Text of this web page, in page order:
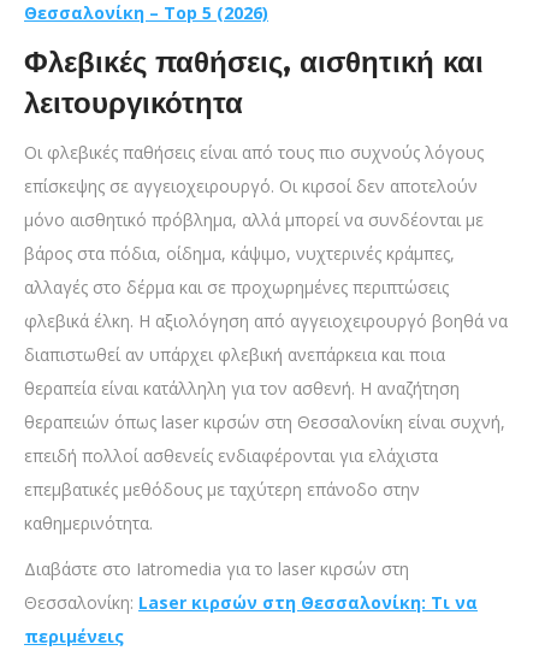
Θεσσαλονίκη – Top 5 (2026)
Φλεβικές παθήσεις, αισθητική και
λειτουργικότητα
Οι φλεβικές παθήσεις είναι από τους πιο συχνούς λόγους
επίσκεψης σε αγγειοχειρουργό. Οι κιρσοί δεν αποτελούν
μόνο αισθητικό πρόβλημα, αλλά μπορεί να συνδέονται με
βάρος στα πόδια, οίδημα, κάψιμο, νυχτερινές κράμπες,
αλλαγές στο δέρμα και σε προχωρημένες περιπτώσεις
φλεβικά έλκη. Η αξιολόγηση από αγγειοχειρουργό βοηθά να
διαπιστωθεί αν υπάρχει φλεβική ανεπάρκεια και ποια
θεραπεία είναι κατάλληλη για τον ασθενή. Η αναζήτηση
θεραπειών όπως laser κιρσών στη Θεσσαλονίκη είναι συχνή,
επειδή πολλοί ασθενείς ενδιαφέρονται για ελάχιστα
επεμβατικές μεθόδους με ταχύτερη επάνοδο στην
καθημερινότητα.
Διαβάστε στο Iatromedia για το laser κιρσών στη
Θεσσαλονίκη: Laser κιρσών στη Θεσσαλονίκη: Τι να
περιμένεις